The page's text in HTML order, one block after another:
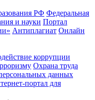
РФ Федеральная
и науки Портал
Антиплагиат Онлайн
коррупции
Охрана труда
данных
портал для